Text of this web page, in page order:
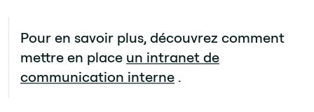
Pour en savoir plus, découvrez comment
mettre en place un intranet de
communication interne .